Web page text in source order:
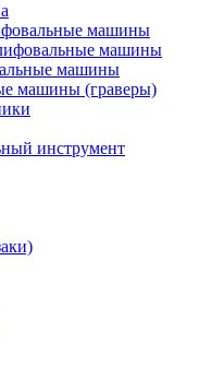
машины
машины
машины
машины (граверы)
инструмент